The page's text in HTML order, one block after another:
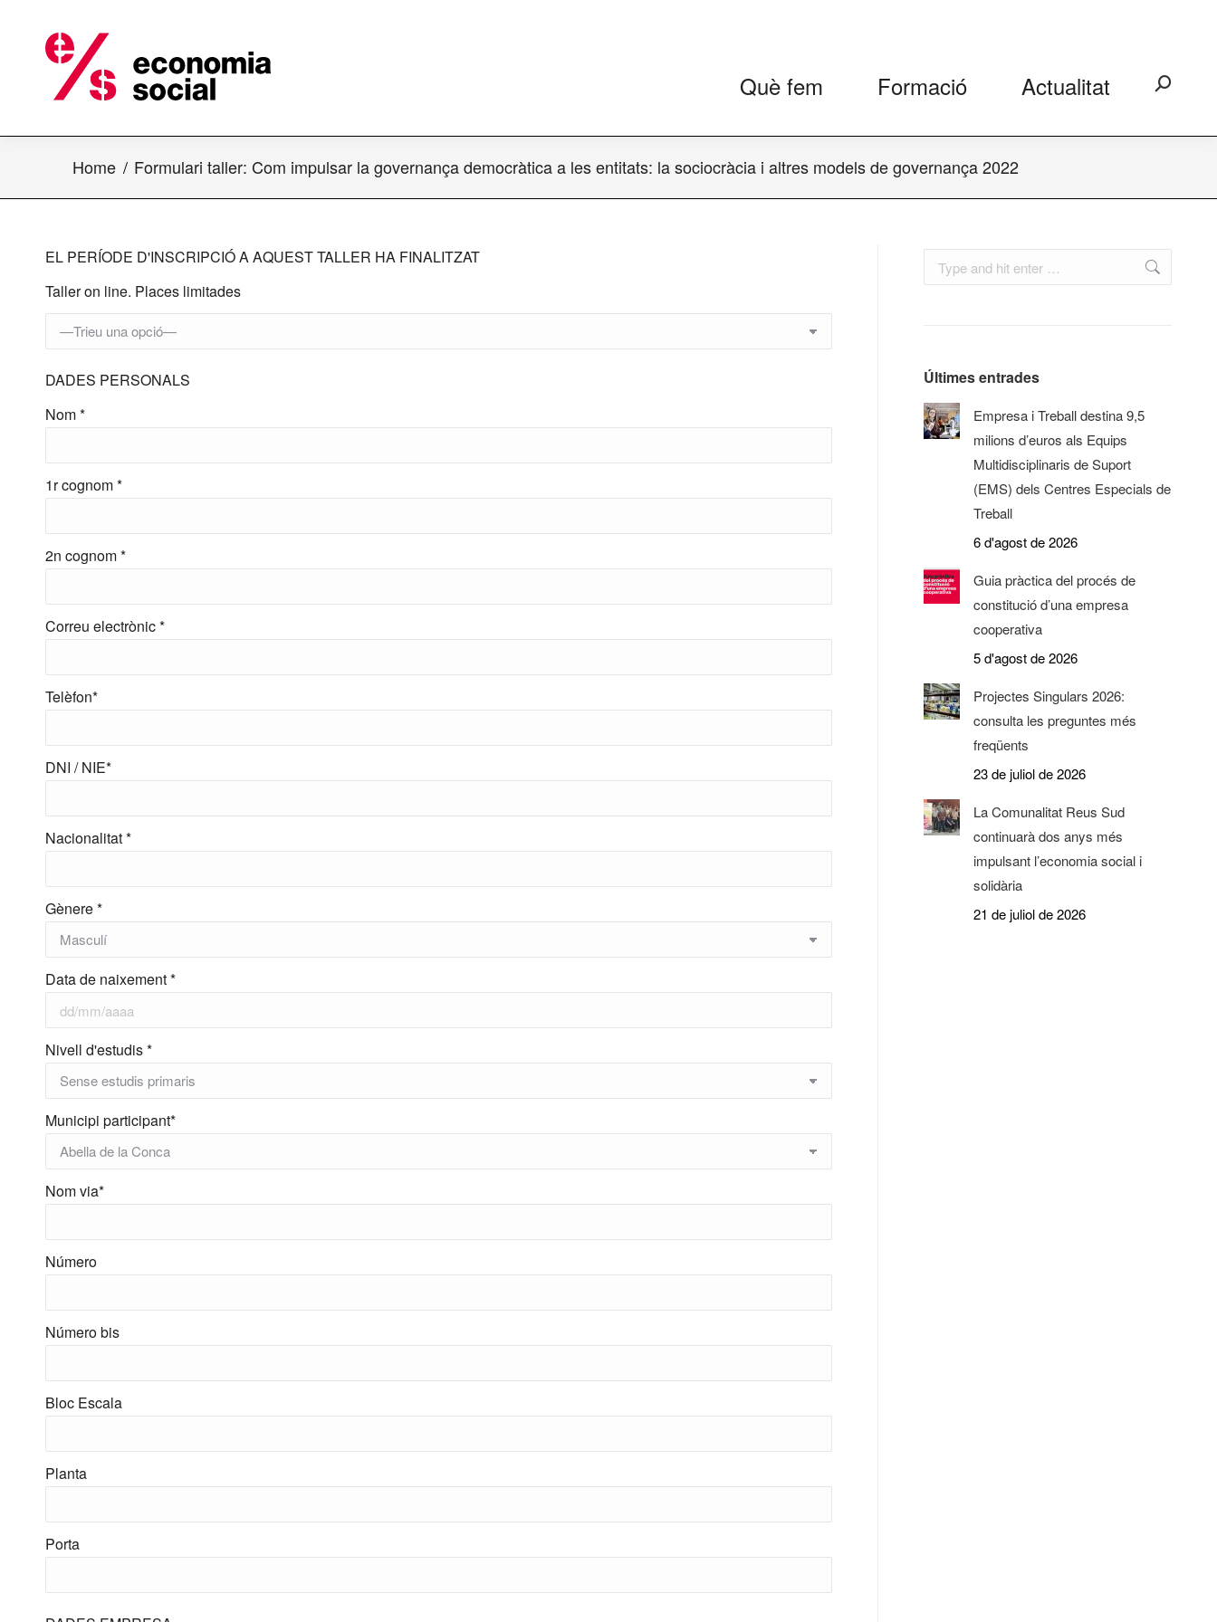
Què fem Formació Actualitat Search:
Home Formulari taller: Com impulsar la governança democràtica a les entitats: la sociocràcia i altres models de governança 2022
EL PERÍODE D'INSCRIPCIÓ A AQUEST TALLER HA FINALITZAT
Taller on line. Places limitades
DADES PERSONALS
Nom *
1r cognom *
2n cognom *
Correu electrònic *
Telèfon*
DNI / NIE*
Nacionalitat *
Gènere *
Data de naixement *
Nivell d'estudis *
Municipi participant*
Nom via*
Número
Número bis
Bloc Escala
Planta
Porta
Search:
Últimes entrades
Empresa i Treball destina 9,5
milions d’euros als Equips
Multidisciplinaris de Suport
(EMS) dels Centres Especials de
Treball
6 d'agost de 2026
Guia pràctica del procés de
constitució d’una empresa
cooperativa
5 d'agost de 2026
Projectes Singulars 2026:
consulta les preguntes més
freqüents
23 de juliol de 2026
La Comunalitat Reus Sud
continuarà dos anys més
impulsant l’economia social i
solidària
21 de juliol de 2026